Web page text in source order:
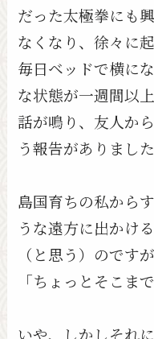
だった太極拳にも
なくなり、徐々に
毎日ベッドで横に
な状態が一週間以
話が鳴り、友人か
う報告がありました
島国育ちの私から
うな遠方に出かけ
（と思う）のです
「ちょっとそこま
いや、しかしそれ